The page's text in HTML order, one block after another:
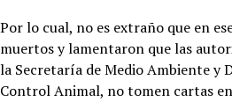
Por lo cual, no es extraño que en
muertos y lamentaron que las
la Secretaría de Medio Ambiente y
Control Animal, no tomen cartas